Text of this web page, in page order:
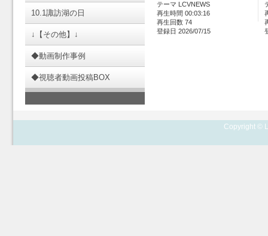
10.1諏訪湖の日
↓【その他】↓
◆動画制作事例
◆視聴者動画投稿BOX
テーマ LCVNEWS
再生時間 00:03:16
再生回数 74
登録日 2026/07/15
Copyright ©